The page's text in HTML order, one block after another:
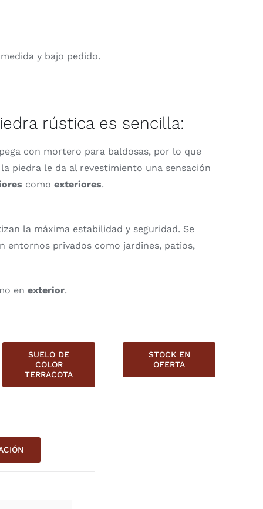
y bajo pedido.
rústica es sencilla:
con mortero para baldosas, por lo que
piedra le da al revestimiento una sensación
como exteriores.
la máxima estabilidad y seguridad. Se
entornos privados como jardines, patios,
en exterior.
SUELO DE
COLOR
TERRACOTA
STOCK EN
OFERTA